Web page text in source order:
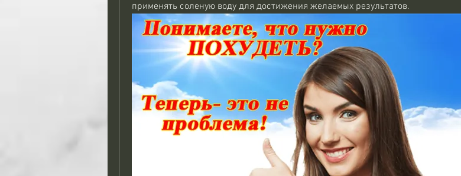
применять соленую воду для достижения желаемых результатов.